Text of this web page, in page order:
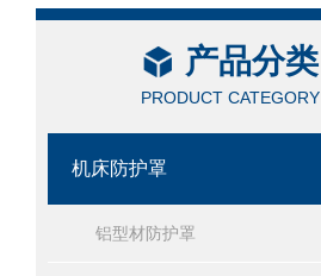
产品分类
PRODUCT CATEGORY
机床防护罩
铝型材防护罩